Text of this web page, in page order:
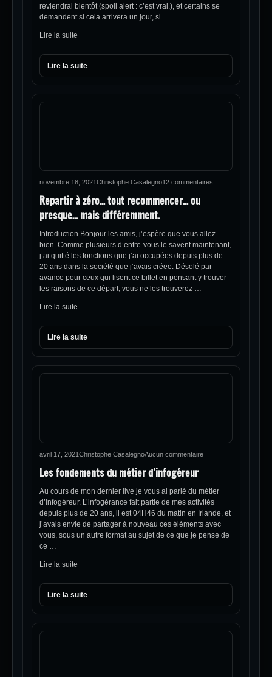
reviendrai bientôt (spoil alert : c’est vrai.), et certains se
demandent si cela arrivera un jour, si …
Lire la suite
Lire la suite
novembre 18, 2021Christophe Casalegno12 commentaires
Repartir à zéro… tout recommencer… ou
presque… mais différemment.
Introduction Bonjour les amis, j’espère que vous allez
bien. Comme plusieurs d’entre-vous le savent maintenant,
j’ai quitté les fonctions que j’ai occupées depuis plus de
20 ans dans la société que j’avais créee. Désolé par
avance pour ceux qui lisent ce billet en pensant y trouver
les raisons de ce départ, vous ne les trouverez …
Lire la suite
Lire la suite
avril 17, 2021Christophe CasalegnoAucun commentaire
Les fondements du métier d’infogéreur
Au cours de mon dernier live je vous ai parlé du métier
d’infogéreur. L’infogérance fait partie de mes activités
depuis plus de 20 ans, il est 04H46 du matin en Irlande, et
j’avais envie de partager à nouveau ces éléments avec
vous, sous un autre format au sujet de ce que je pense de
ce …
Lire la suite
Lire la suite